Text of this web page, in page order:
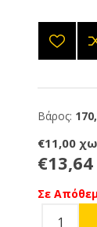
Βάρος:
€11,00
Σε